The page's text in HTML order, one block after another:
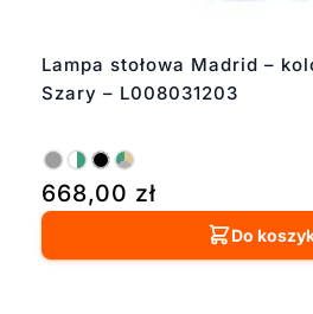
Lampa stołowa Madrid –
Szary – L008031203
668,00 zł
Do